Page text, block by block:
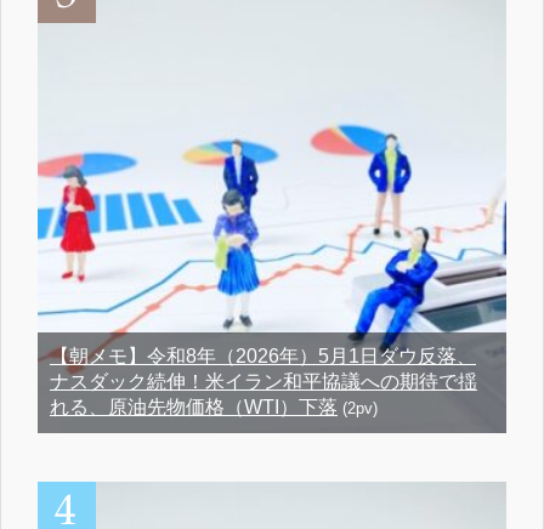
【朝メモ】令和8年（2026年）5月1日ダウ反落、
ナスダック続伸！米イラン和平協議への期待で揺
れる、原油先物価格（WTI）下落 (2pv)